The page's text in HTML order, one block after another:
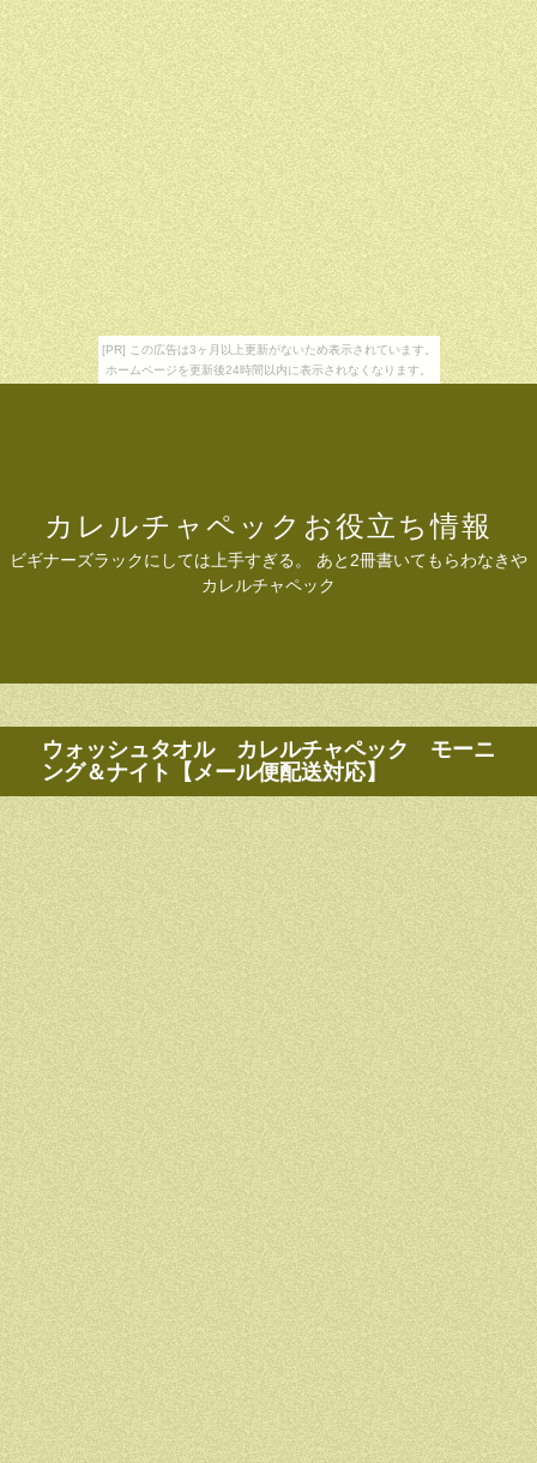
[PR] この広告は3ヶ月以上更新がないため表示されています。
ホームページを更新後24時間以内に表示されなくなります。
カレルチャペックお役立ち情報
ビギナーズラックにしては上手すぎる。 あと2冊書いてもらわなきや
カレルチャペック
ウォッシュタオル カレルチャペック モーニ
ング＆ナイト【メール便配送対応】